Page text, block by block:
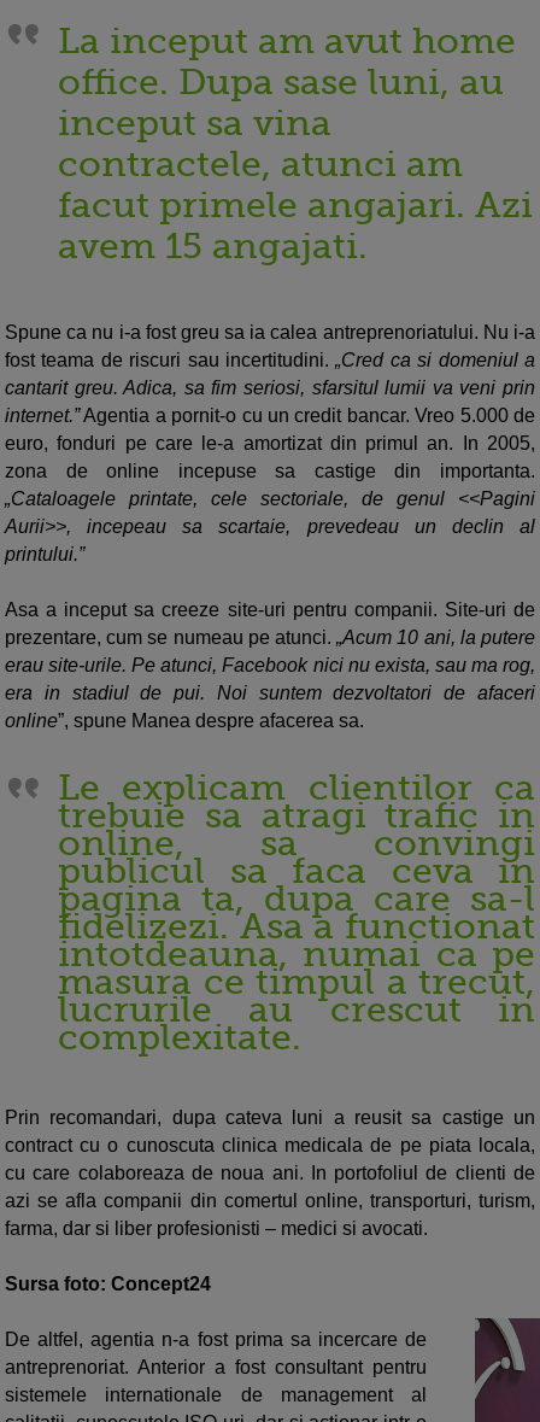
La inceput am avut home
office. Dupa sase luni, au
inceput sa vina
contractele, atunci am
facut primele angajari. Azi
avem 15 angajati.
Spune ca nu i-a fost greu sa ia calea antreprenoriatului. Nu i-a
fost teama de riscuri sau incertitudini.„Cred ca si domeniul a
cantarit greu. Adica, sa fim seriosi, sfarsitul lumii va veni prin
internet.”Agentia a pornit-o cu un credit bancar. Vreo 5.000 de
euro, fonduri pe care le-a amortizat din primul an. In 2005,
zona de online incepuse sa castige din importanta.
„Cataloagele printate, cele sectoriale, de genul <<Pagini
Aurii>>, incepeau sa scartaie, prevedeau un declin al
printului.”
Asa a inceput sa creeze site-uri pentru companii. Site-uri de
prezentare, cum se numeau pe atunci.„Acum 10 ani, la putere
erau site-urile. Pe atunci, Facebook nici nu exista, sau ma rog,
era in stadiul de pui. Noi suntem dezvoltatori de afaceri
online”, spune Manea despre afacerea sa.
Le explicam clientilor ca
trebuie sa atragi trafic in
online, sa convingi
publicul sa faca ceva in
pagina ta, dupa care sa-l
fidelizezi. Asa a functionat
intotdeauna, numai ca pe
masura ce timpul a trecut,
lucrurile au crescut in
complexitate.
Prin recomandari, dupa cateva luni a reusit sa castige un
contract cu o cunoscuta clinica medicala de pe piata locala,
cu care colaboreaza de noua ani. In portofoliul de clienti de
azi se afla companii din comertul online, transporturi, turism,
farma, dar si liber profesionisti – medici si avocati.
Sursa foto: Concept24
De altfel, agentia n-a fost prima sa incercare de
antreprenoriat. Anterior a fost consultant pentru
sistemele internationale de management al